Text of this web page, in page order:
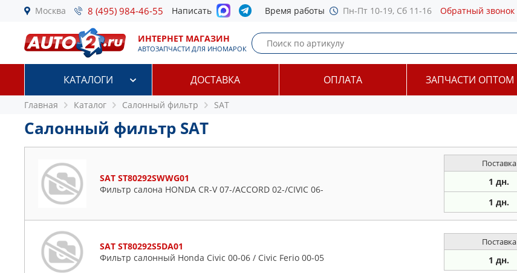
Москва 8 (495) 984-46-55 Написать Время работы Пн-Пт 10-19, Сб 11-16 Обратный звонок
ИНТЕРНЕТ МАГАЗИН
АВТОЗАПЧАСТИ ДЛЯ ИНОМАРОК
КАТАЛОГИ ДОСТАВКА ОПЛАТА ЗАПЧАСТИ ОПТОМ
Главная Каталог Салонный фильтр SAT
Салонный фильтр SAT
SAT ST80292SWWG01
Фильтр салона HONDA CR-V 07-/ACCORD 02-/CIVIC 06-
Поставка
1 дн.
1 дн.
SAT ST80292S5DA01
Фильтр салонный Honda Civic 00-06 / Civic Ferio 00-05
Поставка
1 дн.